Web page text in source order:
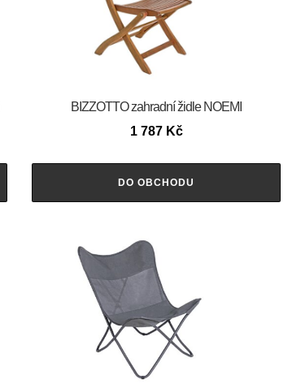
BIZZOTTO zahradní židle NOEMI
1 787 Kč
DO OBCHODU